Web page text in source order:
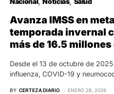
Avanza IMSS en
temporada invernal
más de 16.5
Desde el 13 de octubre de
influenza, COVID-19 y
BY CERTEZA DIARIO ENERO 28, 2026